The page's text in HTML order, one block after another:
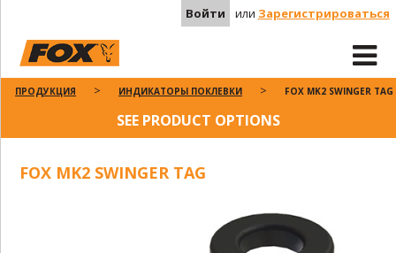
Войти или Зарегистрироваться
ПРОДУКЦИЯ ИНДИКАТОРЫ ПОКЛЕВКИ FOX MK2 SWINGER TAG
SEE PRODUCT OPTIONS
FOX MK2 SWINGER TAG